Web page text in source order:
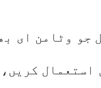
جو وٹامن ای
استعمال